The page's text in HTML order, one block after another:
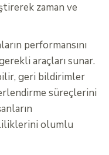
zaman ve
performansını
araçları sunar.
geri bildirimler
süreçlerini
olumlu